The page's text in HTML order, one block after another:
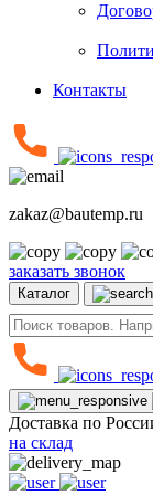
Контакты
zakaz@bautemp.ru
заказать звонок
Каталог
Доставка по
на склад